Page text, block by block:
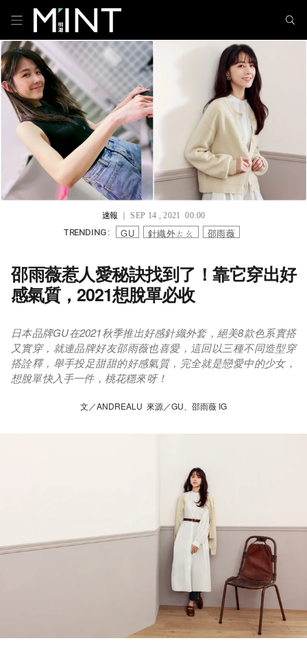
速報 ｜ SEP 14 , 2021 00:00
TRENDING : GU 針織外ㄊㄠ 邵雨薇
邵雨薇惹人愛秘訣找到了！靠它穿出好
感氣質，2021想脫單必收
日本品牌GU在2021秋季推出好感針織外套，絕美8款色系實搭
又實穿，就連品牌好友邵雨薇也喜愛，這回以三種不同造型穿
搭詮釋，舉手投足甜甜的好感氣質，完全就是戀愛中的少女，
想脫單快入手一件，桃花穩來呀！
文／ANDREALU 來源／GU、邵雨薇 IG